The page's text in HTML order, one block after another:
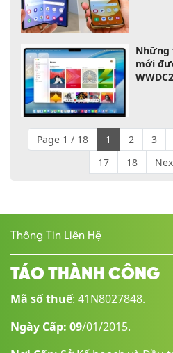
Những
mới
Page 1 / 18 1 2 3
17
18
Thông Tin Liên Hệ
TÁO THÀNH CÔNG
Mã số thuế: 41N8027848.
Ngày Cấp: 09/01/2015.